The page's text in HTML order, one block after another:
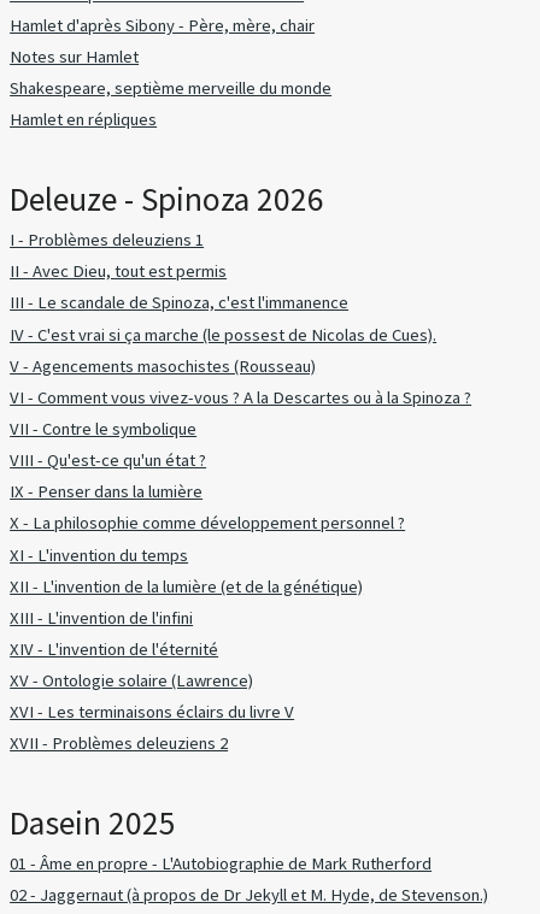
Hamlet d'après Sibony - Père, mère, chair
Notes sur Hamlet
Shakespeare, septième merveille du monde
Hamlet en répliques
Deleuze - Spinoza 2026
I - Problèmes deleuziens 1
II - Avec Dieu, tout est permis
III - Le scandale de Spinoza, c'est l'immanence
IV - C'est vrai si ça marche (le possest de Nicolas de Cues).
V - Agencements masochistes (Rousseau)
VI - Comment vous vivez-vous ? A la Descartes ou à la Spinoza ?
VII - Contre le symbolique
VIII - Qu'est-ce qu'un état ?
IX - Penser dans la lumière
X - La philosophie comme développement personnel ?
XI - L'invention du temps
XII - L'invention de la lumière (et de la génétique)
XIII - L'invention de l'infini
XIV - L'invention de l'éternité
XV - Ontologie solaire (Lawrence)
XVI - Les terminaisons éclairs du livre V
XVII - Problèmes deleuziens 2
Dasein 2025
01 - Âme en propre - L'Autobiographie de Mark Rutherford
02 - Jaggernaut (à propos de Dr Jekyll et M. Hyde, de Stevenson.)